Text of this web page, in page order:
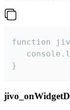
function
}